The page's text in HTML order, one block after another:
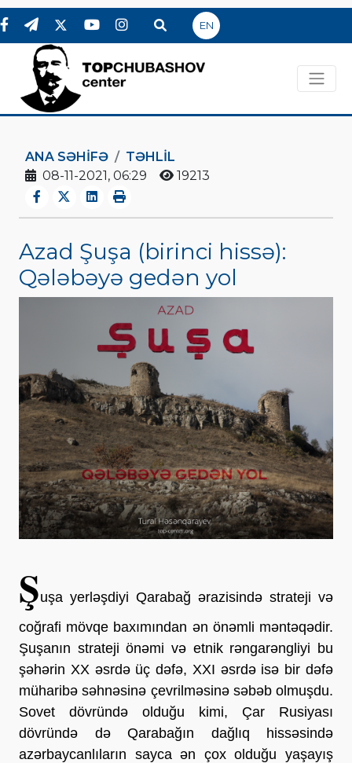
EN
ANA SƏHIFƏ
TƏHLİL
08-11-2021, 06:29
19213
Azad Şuşa (birinci hissə):
Qələbəyə gedən yol
Şuşa yerləşdiyi Qarabağ ərazisində strateji və
coğrafi mövqe baxımından ən önəmli məntəqədir.
Şuşanın strateji önəmi və etnik rəngarəngliyi bu
şəhərin XX əsrdə üç dəfə, XXI əsrdə isə bir dəfə
müharibə səhnəsinə çevrilməsinə səbəb olmuşdu.
Sovet dövründə olduğu kimi, Çar Rusiyası
dövründə də Qarabağın dağlıq hissəsində
azərbaycanlıların sayca ən çox olduğu yaşayış